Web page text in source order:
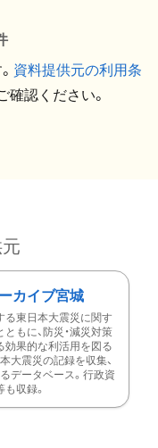
資料提供元の利用条
確認ください。
カイブ宮城
る東日本大震災に関す
もに、防災・減災対策
効果的な利活用を図る
大震災の記録を収集、
データベース。行政資
も収録。